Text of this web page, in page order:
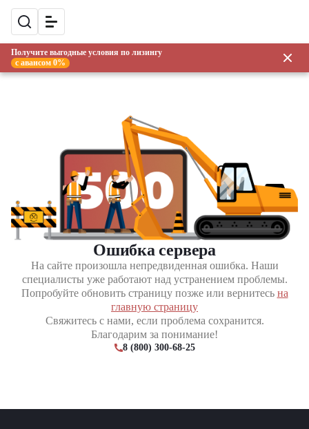
Получите выгодные условия по лизингу
с авансом 0%
Ошибка сервера
На сайте произошла непредвиденная ошибка. Наши
специалисты уже работают над устранением проблемы.
Попробуйте обновить страницу позже или вернитесь на
главную страницу
Свяжитесь с нами, если проблема сохранится.
Благодарим за понимание!
8 (800) 300-68-25